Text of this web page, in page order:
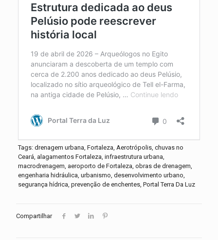
Tags: drenagem urbana, Fortaleza, Aerotrópolis, chuvas no
Ceará, alagamentos Fortaleza, infraestrutura urbana,
macrodrenagem, aeroporto de Fortaleza, obras de drenagem,
engenharia hidráulica, urbanismo, desenvolvimento urbano,
segurança hídrica, prevenção de enchentes, Portal Terra Da Luz
Compartilhar